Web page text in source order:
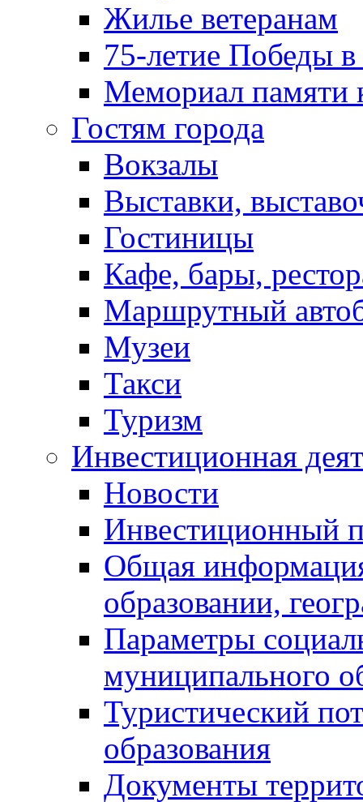
Жилье ветеранам
75-летие Победы
Мемориал памяти
Гостям города
Вокзалы
Выставки,
Гостиницы
Кафе, бары,
Маршрутный
Музеи
Такси
Туризм
Инвестиционная
Новости
Инвестиционный
Общая
образовании,
Параметры
муниципального
Туристический
образования
Документы